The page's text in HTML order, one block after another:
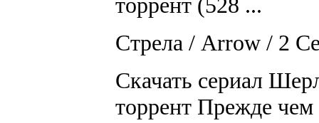
Стрела / Arrow / 2
Скачать сериал
торрент Прежде